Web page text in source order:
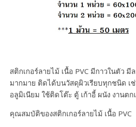
สติกเกอร์ลายไม้ เนื้อ PVC มีกาวในตัว มี
มากมาย ติดได้บนวัสดุผิวเรียบทุกชนิด เช่
อลูมิเนียม ใช้ติดโต๊ะ ตู้ เก้าอี้ ผนัง งานต
คุณสมบัติของสติกเกอร์ลายไม้ เนื้อ PVC